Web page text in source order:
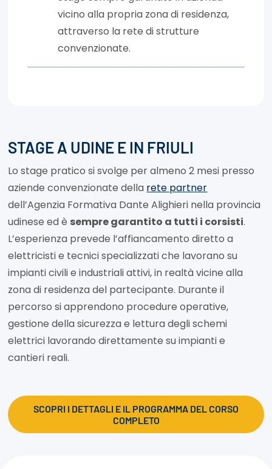
vicino alla propria zona di residenza,
attraverso la rete di strutture
convenzionate.
STAGE A UDINE E IN FRIULI
Lo stage pratico si svolge per almeno 2 mesi presso
aziende convenzionate della rete partner
dell’Agenzia Formativa Dante Alighieri nella provincia
udinese ed è sempre garantito a tutti i corsisti.
L’esperienza prevede l’affiancamento diretto a
elettricisti e tecnici specializzati che lavorano su
impianti civili e industriali attivi, in realtà vicine alla
zona di residenza del partecipante. Durante il
percorso si apprendono procedure operative,
gestione della sicurezza e lettura degli schemi
elettrici lavorando direttamente su impianti e
cantieri reali.
SCOPRI I DETTAGLI E IL PROGRAMMA DEL CORSO
COMPLETO